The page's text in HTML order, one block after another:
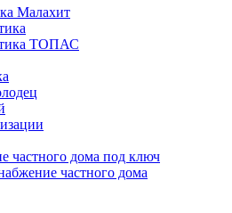
Малахит
ТОПАС
частного дома под ключ
частного дома